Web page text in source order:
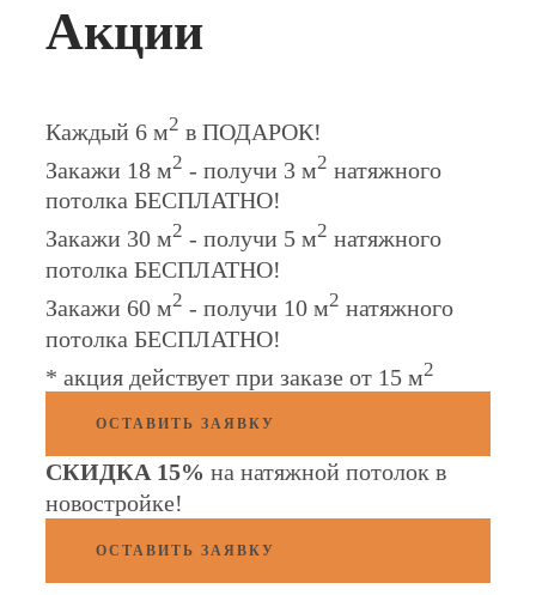
Акции
Каждый 6 м2 в ПОДАРОК!
Закажи 18 м2 - получи 3 м2 натяжного
потолка БЕСПЛАТНО!
Закажи 30 м2 - получи 5 м2 натяжного
потолка БЕСПЛАТНО!
Закажи 60 м2 - получи 10 м2 натяжного
потолка БЕСПЛАТНО!
* акция действует при заказе от 15 м2
ОСТАВИТЬ ЗАЯВКУ
СКИДКА 15% на натяжной потолок в
новостройке!
ОСТАВИТЬ ЗАЯВКУ